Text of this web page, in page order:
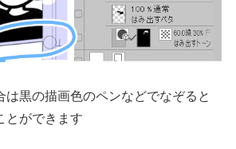
は黒の描画色のペンなどでなぞると
とができます